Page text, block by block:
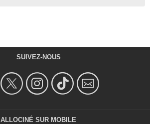
SUIVEZ-NOUS
ALLOCINÉ SUR MOBILE